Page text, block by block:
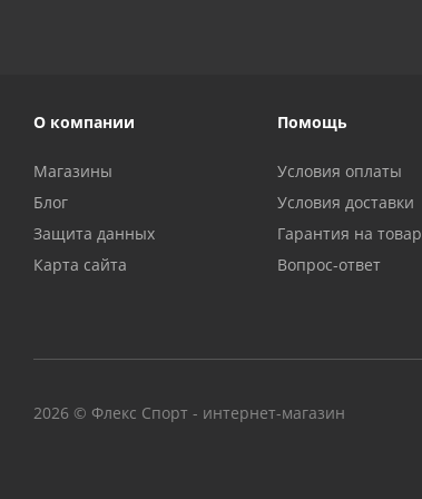
О компании
Магазины
Блог
Защита данных
Карта сайта
Помощь
Условия оплаты
Условия доставки
Гарантия на товар
Вопрос-ответ
2026 © Флекс Спорт - интернет-магазин